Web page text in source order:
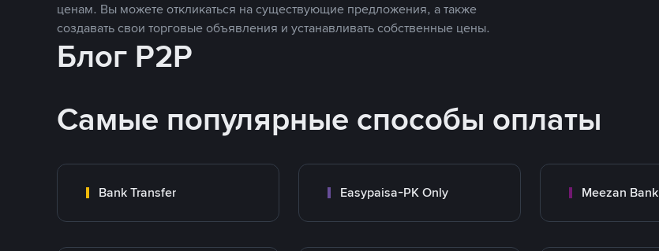
ценам. Вы можете откликаться на существующие предложения, а также
создавать свои торговые объявления и устанавливать собственные цены.
Блог P2P
Самые популярные способы оплаты
Bank Transfer Easypaisa-PK Only Meezan Bank